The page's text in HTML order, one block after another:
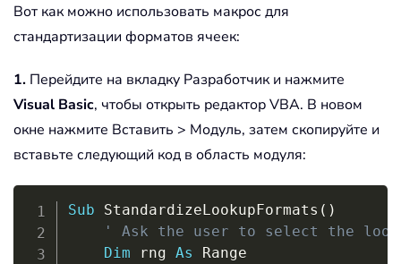
Вот как можно использовать макрос для
стандартизации форматов ячеек:
1. Перейдите на вкладку Разработчик и нажмите
Visual Basic, чтобы открыть редактор VBA. В новом
окне нажмите Вставить > Модуль, затем скопируйте и
вставьте следующий код в область модуля:
Sub StandardizeLookupFormats ( )
' Ask the user to select the
Dim rng As Range
Copy